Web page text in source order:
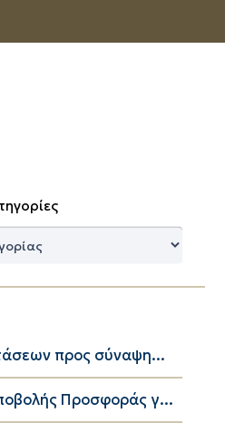
προς σύναψη...
Προσφοράς γ...